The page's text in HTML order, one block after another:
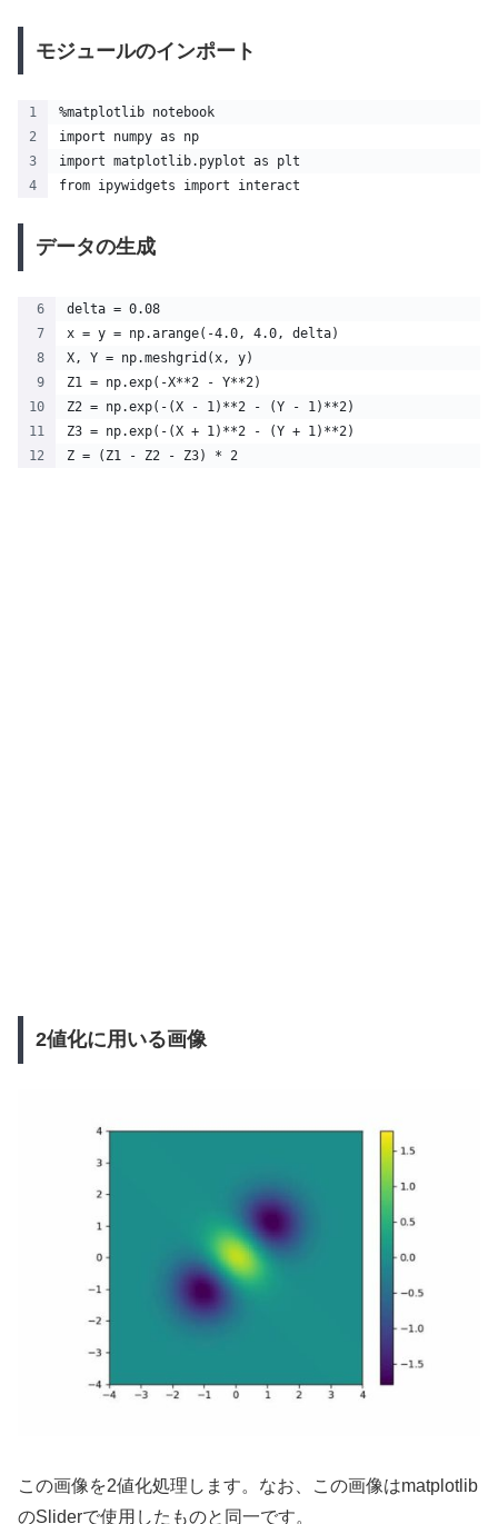
モジュールのインポート
%matplotlib notebook
import numpy as np
import matplotlib.pyplot as plt
from ipywidgets import interact
データの生成
delta = 0.08
x = y = np.arange(-4.0, 4.0, delta)
X, Y = np.meshgrid(x, y)
Z1 = np.exp(-X**2 - Y**2)
Z2 = np.exp(-(X - 1)**2 - (Y - 1)**2)
Z3 = np.exp(-(X + 1)**2 - (Y + 1)**2)
Z = (Z1 - Z2 - Z3) * 2
2値化に用いる画像
この画像を2値化処理します。なお、この画像はmatplotlib
のSliderで使用したものと同一です。